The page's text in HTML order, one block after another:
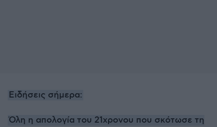
Ειδήσεις σήμερα:
Όλη η απολογία του 21χρονου που σκότωσε τη